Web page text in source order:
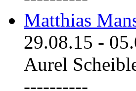
Matthias
29.08.15 -
Aurel
----------